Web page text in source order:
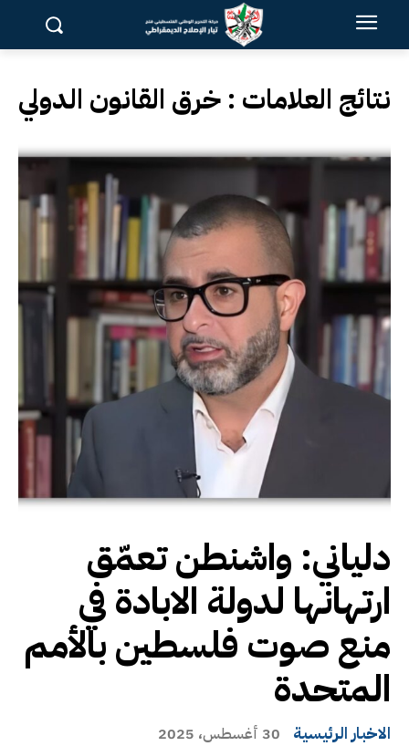
نتائج العلامات : خرق القانون الدولي
دلياني: واشنطن تعمّق
ارتهانها لدولة الابادة في
منع صوت فلسطين بالأمم
المتحدة
الاخبار الرئيسية 30 أغسطس، 2025